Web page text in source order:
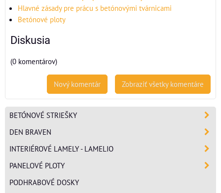
Hlavné zásady pre prácu s betónovými tvárnicami
Betónové ploty
Diskusia
(0 komentárov)
Zobraziť všetky komentáre
Nový komentár
BETÓNOVÉ STRIEŠKY
DEN BRAVEN
INTERIÉROVÉ LAMELY - LAMELIO
PANELOVÉ PLOTY
PODHRABOVÉ DOSKY